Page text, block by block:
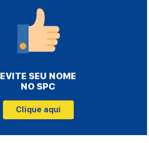
EVITE SEU NOME
NO SPC
Clique aqui